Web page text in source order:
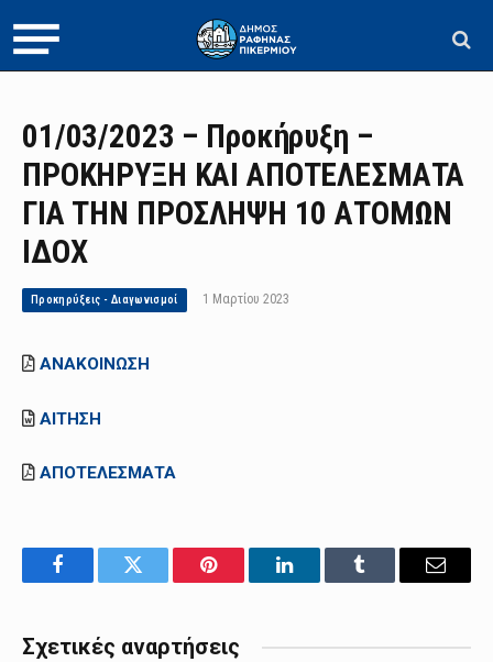
01/03/2023 – Προκήρυξη –
ΠΡΟΚΗΡΥΞΗ ΚΑΙ ΑΠΟΤΕΛΕΣΜΑΤΑ
ΓΙΑ ΤΗΝ ΠΡΟΣΛΗΨΗ 10 ΑΤΟΜΩΝ
ΙΔΟΧ
Προκηρύξεις - Διαγωνισμοί 1 Μαρτίου 2023
ΑΝΑΚΟΙΝΩΣΗ
ΑΙΤΗΣΗ
ΑΠΟΤΕΛΕΣΜΑΤΑ
FacebookTwitter Pinterest LinkedInTumblr Email
Σχετικές αναρτήσεις